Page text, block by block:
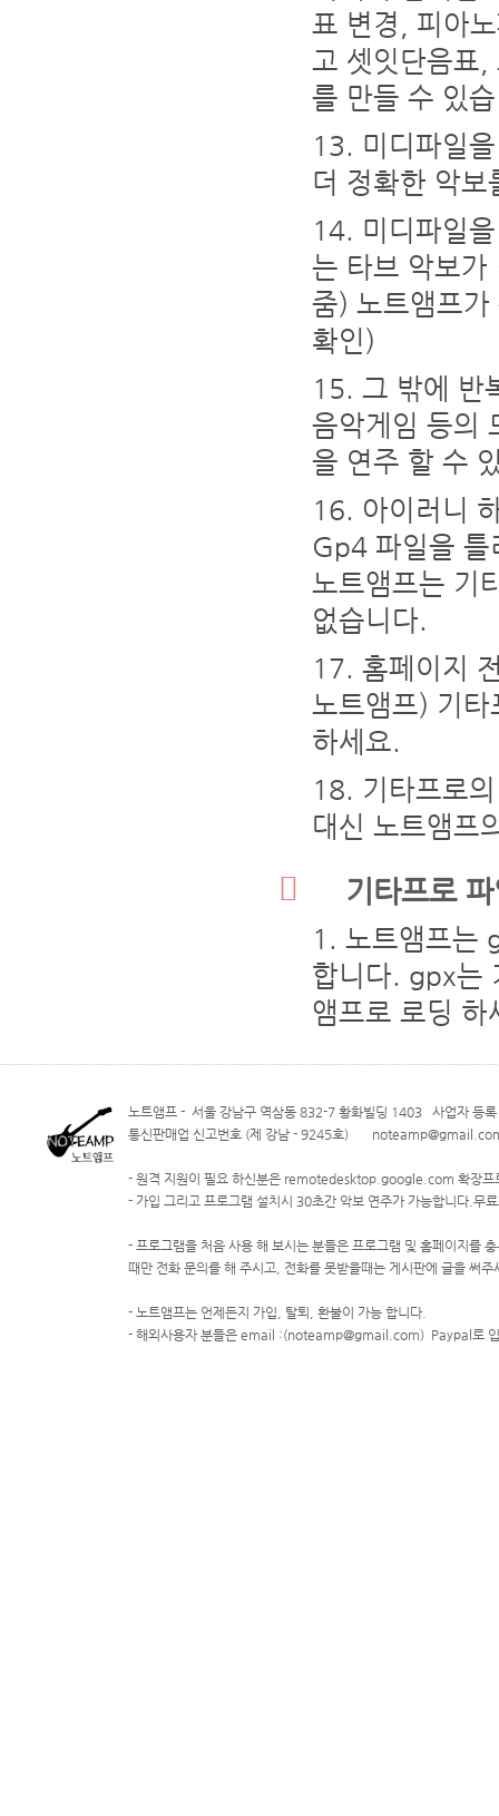
표 변경, 피아
고 셋잇단음표,
를 만들 수 있
미디파일
더 정확한 악
미디파일
는 타브 악보가
줌) 노트앰프
확인)
그 밖에 반
음악게임 등의
을 연주 할 수
아이러니
Gp4 파일을 틀
노트앰프는 기
없습니다.
홈페이지
노트앰프) 기
하세요.
기타프로
대신 노트앰프
기타프로
노트앰프는
합니다. gpx는
앰프로 로딩 하
노트앰프 - 서울 강남구 역삼동 832-7 황화빌딩 1403 사업자 등
통신판매업 신고번호 (제 강남 - 9245호)
- 원격 지원이 필요 하신분은 remotedesktop.google.com 확장프
- 가입 그리고 프로그램 설치시 30초간 악보 연주가 가능합니다.무
- 프로그램을 처음 사용 해 보시는 분들은 프로그램 및 홈페이지를
때만 전화 문의를 해 주시고, 전화를 못받을때는 게시판에 글을 써
- 노트앰프는 언제든지 가입, 탈퇴, 환불이 가능 합니다.
- 해외사용자 분들은 email :(noteamp@gmail.com) Paypal로